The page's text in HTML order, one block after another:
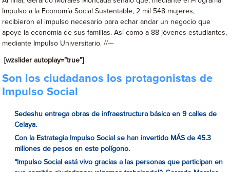
Impulso a la Economía Social Sustentable, 2 mil 548 mujeres,
recibieron el impulso necesario para echar andar un negocio que
apoye la economía de sus familias. Así como a 88 jóvenes estudiantes,
mediante Impulso Universitario. //—
[wzslider autoplay=”true”]
Son los ciudadanos los protagonistas de
Impulso Social
Sedeshu entrega obras de infraestructura básica en 9 calles de
Celaya.
Con la Estrategia Impulso Social se han invertido MÁS de 45.3
millones de pesos en este polígono.
“Impulso Social está vivo gracias a las personas que participan en